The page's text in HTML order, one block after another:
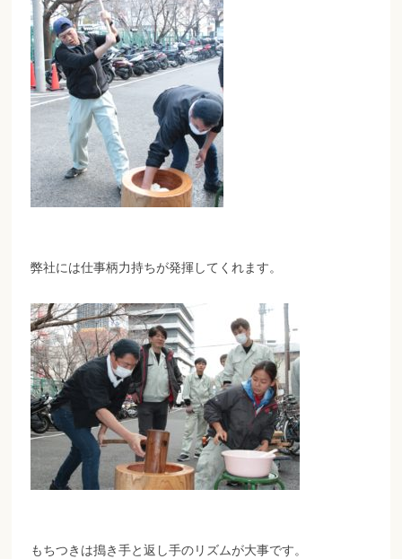
弊社には仕事柄力持ちが発揮してくれます。
もちつきは搗き手と返し手のリズムが大事です。